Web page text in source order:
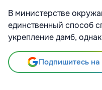
В министерстве
единственный способ
укрепление дамб,
Подпишитесь на